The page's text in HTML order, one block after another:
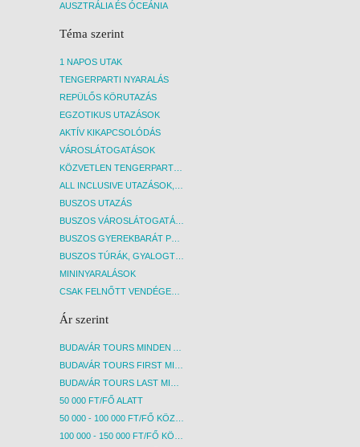
AUSZTRÁLIA ÉS ÓCEÁNIA
Téma szerint
1 NAPOS UTAK
TENGERPARTI NYARALÁS
REPÜLŐS KÖRUTAZÁS
EGZOTIKUS UTAZÁSOK
AKTÍV KIKAPCSOLÓDÁS
VÁROSLÁTOGATÁSOK
BUSZOS UTAZÁS
MININYARALÁSOK
Ár szerint
50 000 FT/FŐ ALATT